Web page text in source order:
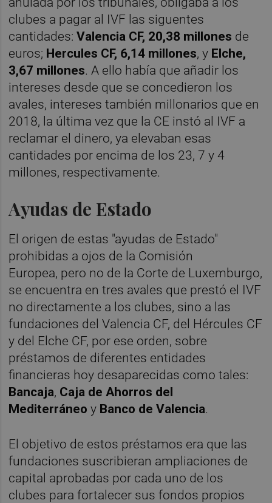
clubes a pagar al IVF las siguentes
cantidades:Valencia CF, 20,38 millones de
euros; Hercules CF, 6,14 millones, y Elche,
3,67 millones. A ello había que añadir los
intereses desde que se concedieron los
avales, intereses también millonarios que en
2018, la última vez que la CE instó al IVF a
reclamar el dinero, ya elevaban esas
cantidades por encima de los 23, 7 y 4
millones, respectivamente.
Ayudas de Estado
El origen de estas "ayudas de Estado"
prohibidas a ojos de la Comisión
Europea, pero no de la Corte de Luxemburgo,
se encuentra en tres avales que prestó el IVF
no directamente a los clubes, sino a las
fundaciones del Valencia CF, del Hércules CF
y del Elche CF, por ese orden, sobre
préstamos de diferentes entidades
financieras hoy desaparecidas como tales:
Bancaja, Caja de Ahorros del
Mediterráneo y Banco de Valencia.
El objetivo de estos préstamos era que las
fundaciones suscribieran ampliaciones de
capital aprobadas por cada uno de los
clubes para fortalecer sus fondos propios